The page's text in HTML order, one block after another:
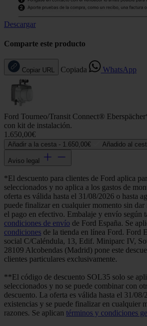
Descargar
Comparte este producto
Copiar URL Copiada WhatsApp
Ford Tourneo/Transit Connect®
con kit de instalación.
1.650,00€
Añadir a la cesta - 1.650,00€ Añadido al
Aviso legal
*El descuento para clientes de Ford aplica
seleccionados y no aplica a los gastos de
oferta es válida hasta el 31/08/2026 o hasta
puede finalizar en cualquier momento sin dar
el pago en efectivo. Embalaje y envío según
condiciones de envío de Ford España. Se
condiciones de la tienda en línea Ford. Ford
social C/Caléndula, 13, Edif. Miniparc IV,
28109 Alcobendas (Madrid) pone este
clientes particulares exclusivamente.
**El código de descuento SOL35 solo se
seleccionados y no se puede combinar con
descuento. La oferta es válida hasta el 31/08/
existencias y se puede finalizar en cualquier
razones. Se aplican términos y condiciones